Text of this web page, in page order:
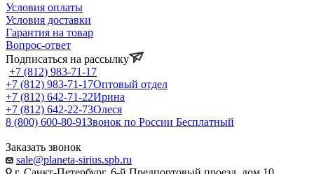
Условия оплаты
Условия доставки
Гарантия на товар
Вопрос-ответ
Подписаться на рассылку
+7 (812) 983-71-17
+7 (812) 983-71-17Оптовый отдел
+7 (812) 642-71-22Ирина
+7 (812) 642-22-73Олеся
8 (800) 600-80-91Звонок по России Бесплатный
Заказать звонок
sale@planeta-sirius.spb.ru